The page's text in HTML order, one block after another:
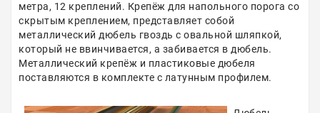
метра, 12 креплений. Крепёж для напольного порога со
скрытым креплением, представляет собой
металлический дюбель гвоздь с овальной шляпкой,
который не ввинчивается, а забивается в дюбель.
Металлический крепёж и пластиковые дюбеля
поставляются в комплекте с латунным профилем.